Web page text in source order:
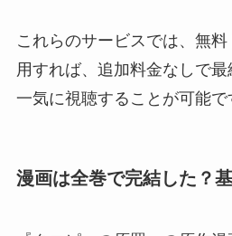
これらのサービスでは、無料
用すれば、追加料金なしで
一気に視聴することが可能で
漫画は全巻で完結した？